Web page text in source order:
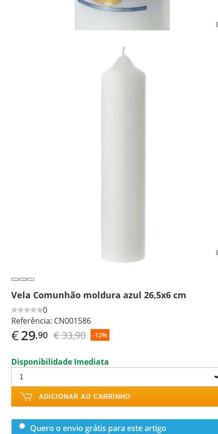
Vela Comunhão moldura azul 26,5x6 cm
0
Referência: CN001586
€29,90 € 33,90 -12%
Disponibilidade Imediata
ADICIONAR AO CARRINHO
Quero o envio grátis para este artigo